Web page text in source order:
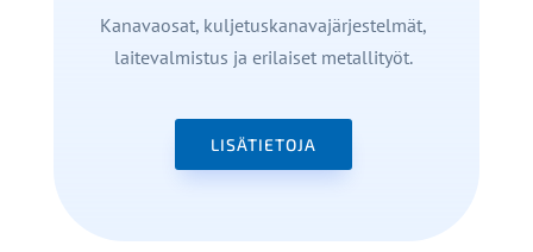
Kanavaosat, kuljetuskanavajärjestelmät,
laitevalmistus ja erilaiset metallityöt.
LISÄTIETOJA